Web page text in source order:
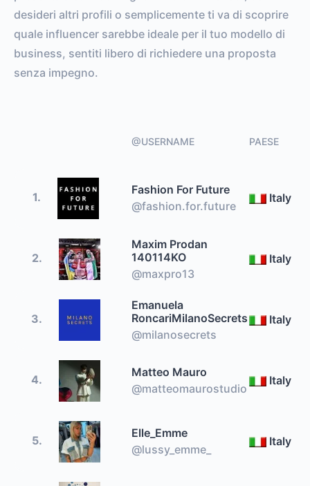
desideri altri profili o semplicemente ti va di scoprire
quale influencer sarebbe ideale per il tuo modello di
business, sentiti libero di richiedere una proposta
senza impegno.
@USERNAME PAESE
1.
Fashion For Future
@fashion.for.future
Italy
2.
Maxim Prodan
140114KO
@maxpro13
Italy
3.
Emanuela
RoncariMilanoSecrets
@milanosecrets
Italy
4.
Matteo Mauro
@matteomaurostudio
Italy
5.
Elle_Emme
@lussy_emme_
Italy